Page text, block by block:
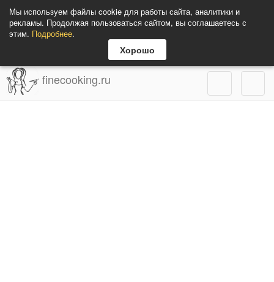
Мы используем файлы cookie для работы сайта, аналитики и
рекламы. Продолжая пользоваться сайтом, вы соглашаетесь с
этим. Подробнее.
Хорошо
finecooking.ru